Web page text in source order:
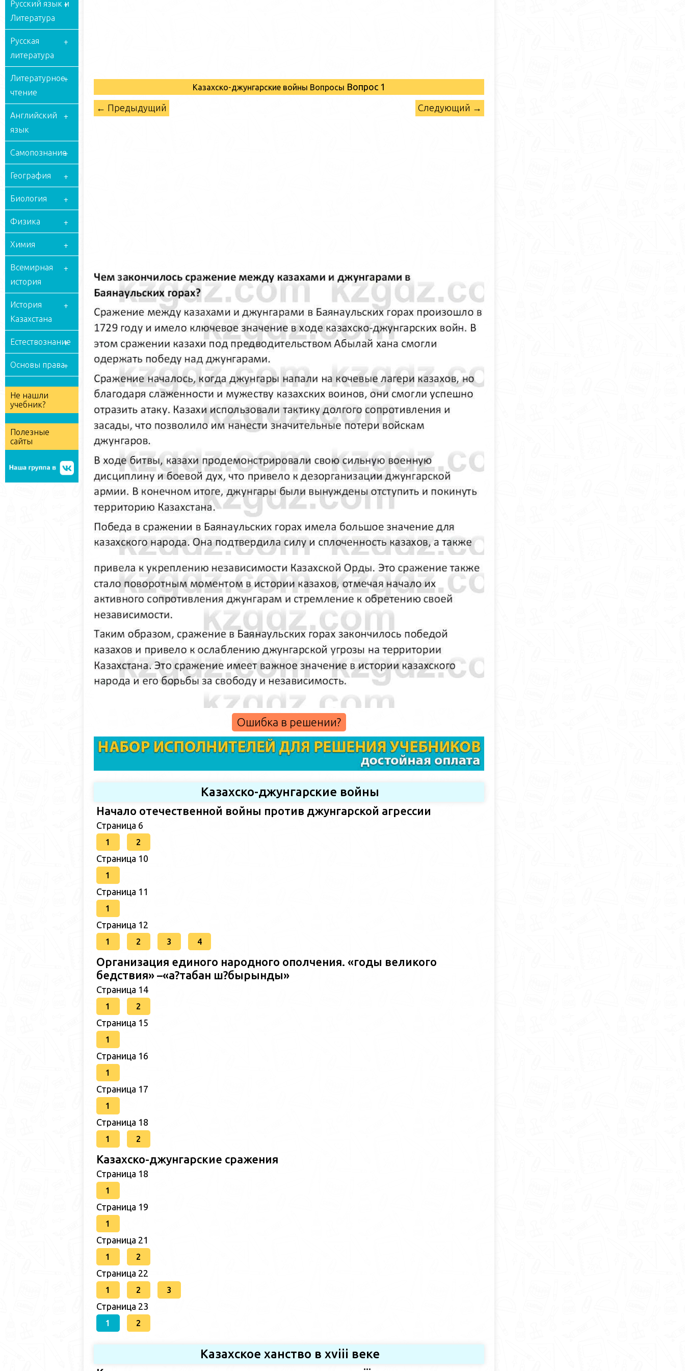
Русский язык и
Литература
Русская
литература
Литературное
чтение
Английский
язык
Самопознание
География
Биология
Физика
Химия
Всемирная
история
История
Казахстана
Естествознание
Основы права
Не нашли
учебник?
Полезные
сайты
Казахско-джунгарские войны Вопросы Вопрос 1
← Предыдущий Следующий →
Ошибка в решении?
Казахско-джунгарские войны
Начало отечественной войны против джунгарской агрессии
Страница 6
1 2
Страница 10
1
Страница 11
1
Страница 12
1 2 3 4
Организация единого народного ополчения. «годы великого
бедствия» –«а?табан ш?бырынды»
Страница 14
1 2
Страница 15
1
Страница 16
1
Страница 17
1
Страница 18
1 2
Казахско-джунгарские сражения
Страница 18
1
Страница 19
1
Страница 21
1 2
Страница 22
1 2 3
Страница 23
1 2
Казахское ханство в хviii веке